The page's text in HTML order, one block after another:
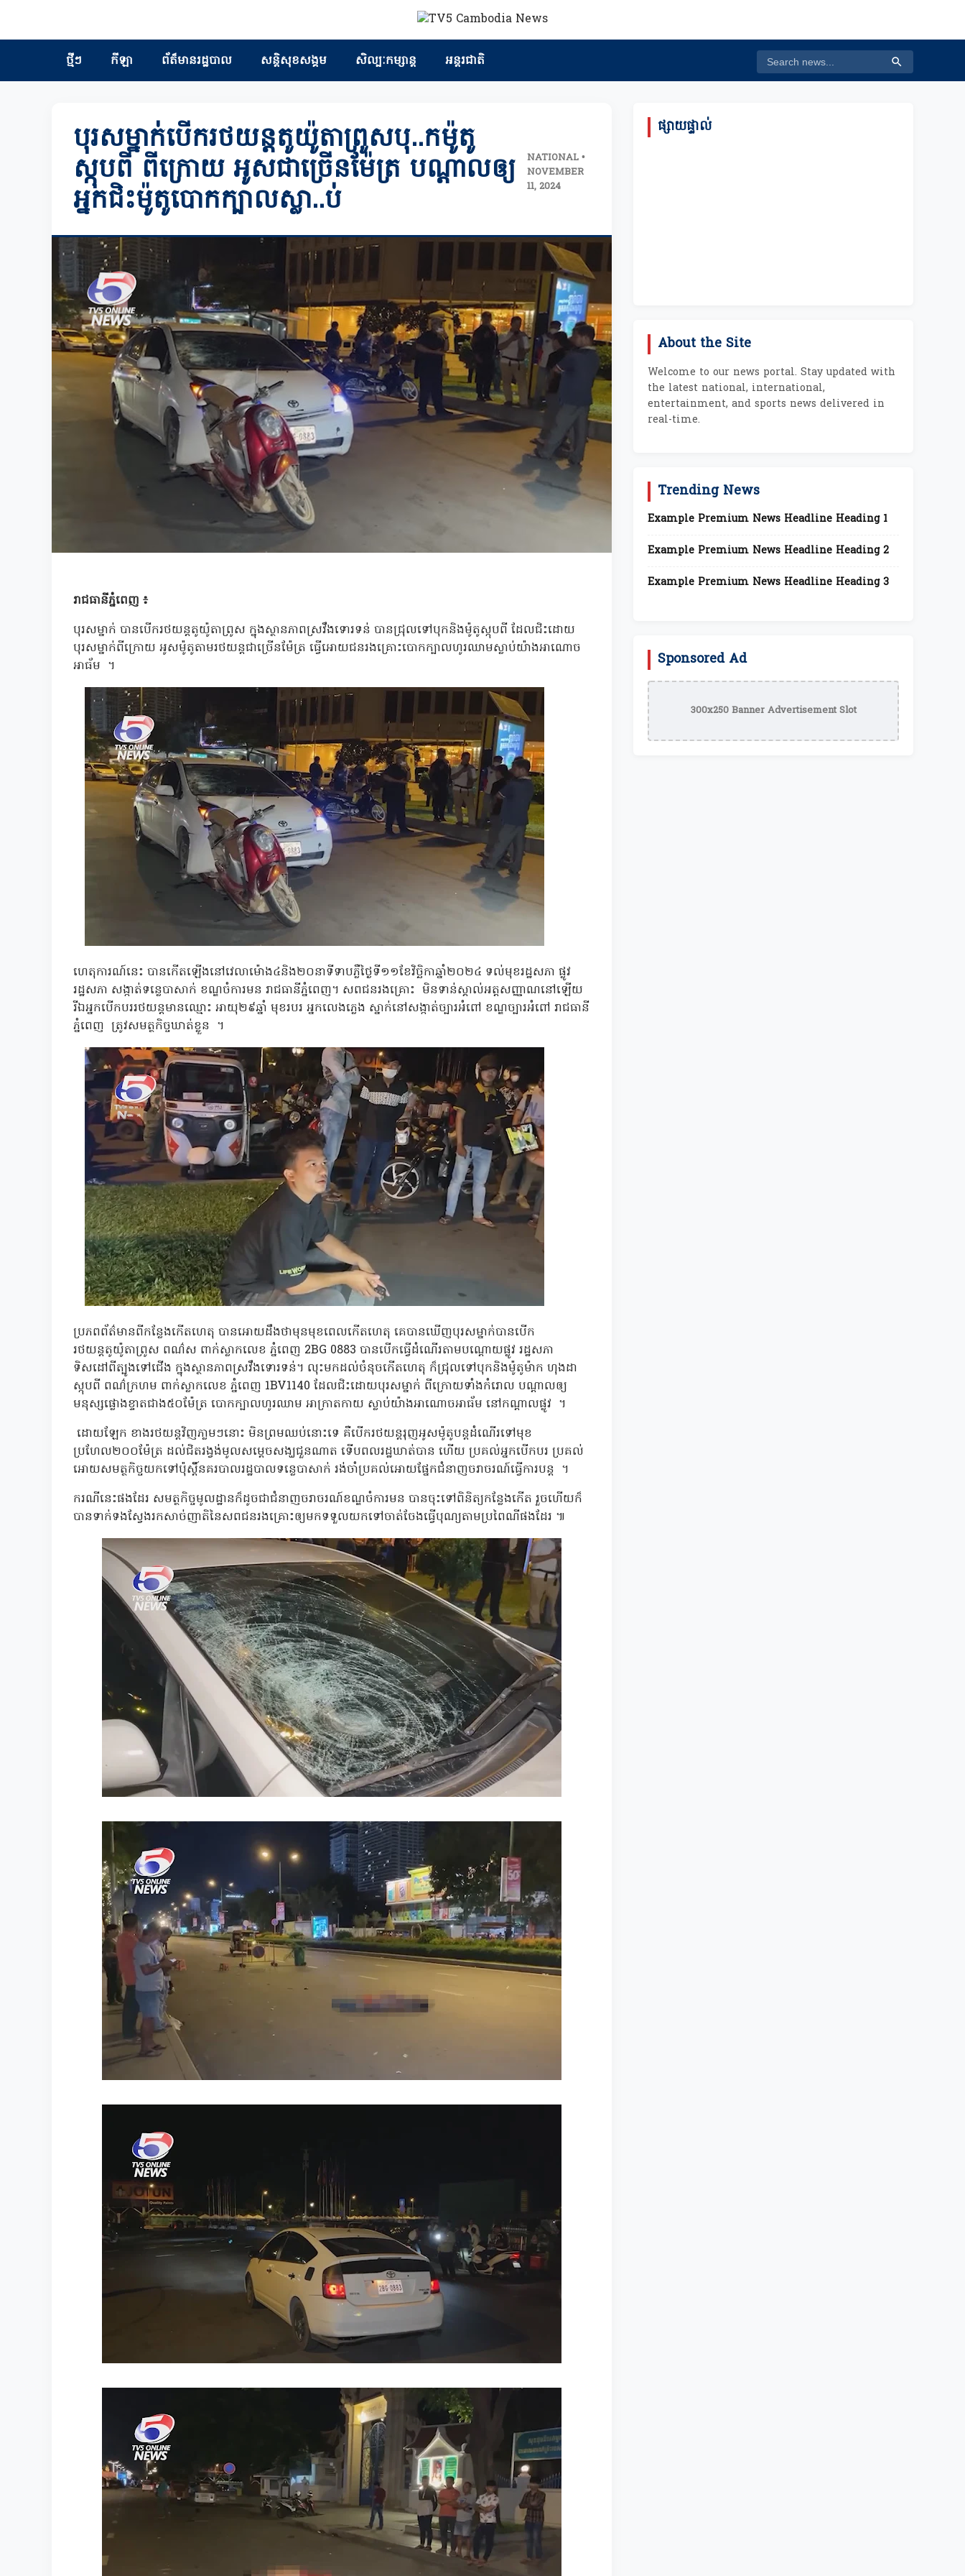
ថ្មីៗ កីឡា ព័ត៏មានរដ្ឋបាល សន្តិសុខសង្គម សិល្បៈកម្សាន្ត អន្តរជាតិ
បុរសម្នាក់បើករថយន្តតូយ៉ូតាព្រូសបុ..កម៉ូតូ
ស្កុបពី ពីក្រោយ អូសជាច្រើនម៉ែត្រ បណ្ដាលឲ្យ
អ្នកជិះម៉ូតូបោកក្បាលស្លា..ប់
NATIONAL •
NOVEMBER
11, 2024
រាជធានីភ្នំពេញ ៖
បុរសម្នាក់ បានបើករថយន្តតូយ៉ូតាព្រូស ក្នុងស្ថានភាពស្រវឹងទោរទន់ បានជ្រុលទៅបុកនិងម៉ូតូស្កុបពី ដែលជិះដោយ
បុរសម្នាក់ពីក្រោយ អូសម៉ូតូតាមរថយន្តជាច្រើនម៉ែត្រ ធ្វើអោយជនរងគ្រោះបោកក្បាលហូរឈាមស្លាប់យ៉ាងអាណោច
អាធ័ម ។
ហេតុការណ៍នេះ បានកើតឡើងនៅវេលាម៉ោង៤និង២០នាទីទាបភ្លឺថ្ងៃទី១១ខែវិច្ឆិកាឆ្នាំ២០២៤ ទល់មុខរដ្ឋសភា ផ្លូវ
រដ្ឋសភា សង្កាត់ទន្លេបាសាក់ ខណ្ឌចំការមន រាជធានីភ្នំពេញ។ សពជនរងគ្រោះ មិនទាន់ស្គាល់អត្តសញ្ញាណនៅឡើយ
រីឯអ្នកបើកបររថយន្តមានឈ្មោះ អាយុ២៩ឆ្នាំ មុខរបរ អ្នកលេងភ្លេង ស្នាក់នៅសង្កាត់ច្បារអំពៅ ខណ្ឌច្បារអំពៅ រាជធានី
ភ្នំពេញ ត្រូវសមត្ថកិច្ចឃាត់ខ្លួន ។
ប្រភពព័ត៌មានពីកន្លែងកើតហេតុ បានអោយដឹងថាមុនមុខពេលកើតហេតុ គេបានឃើញបុរសម្នាក់បានបើក
រថយន្តតូយ៉ូតាព្រូស ពណ៌ស ពាក់ស្លាកលេខ ភ្នំពេញ 2BG 0883 បានបើកធ្វើដំណើរតាមបណ្ដោយផ្លូវ រដ្ឋសភា
ទិសដៅពីត្បូងទៅជើង ក្នុងស្ថានភាពស្រវឹងទោរទន់។ លុះមកដល់ចំនុចកើតហេតុ ក៏ជ្រុលទៅបុកនិងម៉ូតូម៉ាក ហុងដា
ស្កុបពី ពណ៌ក្រហម ពាក់ស្លាកលេខ ភ្នំពេញ 1BV1140 ដែលជិះដោយបុរសម្នាក់ ពីក្រោយទាំងកំរោល បណ្តាលឲ្យ
មនុស្សផ្លោងខ្ទាតជាង៥០ម៉ែត្រ បោកក្បាលហូរឈាម អាក្រាតកាយ ស្លាប់យ៉ាងអាណោចអាធ័ម នៅកណ្តាលផ្លូវ ។
ដោយឡែក ខាងរថយន្តវិញភា្លមៗនោះ មិនព្រមឈប់នោះទេ គឺបើករថយន្តរុញអូសម៉ូតូបន្តដំណើរទៅមុខ
ប្រហែល២០០ម៉ែត្រ ដល់ជិតរង្វង់មូលសម្តេចសង្ឃជួនណាត ទើបពលរដ្ឋឃាត់បាន ហើយ ប្រគល់អ្នកបើកបរ ប្រគល់
អោយសមត្ថកិច្ចយកទៅប៉ុស្តិ៍នគរបាលរដ្ឋបាលទន្លេបាសាក់ រង់ចាំប្រគល់អោយផ្នែកជំនាញចរាចរណ៍ធ្វើការបន្ត ។
ករណីនេះផងដែរ សមត្ថកិច្ចមូលដ្ឋានក៏ដូចជាជំនាញចរាចរណ៍ខណ្ឌចំការមន បានចុះទៅពិនិត្យកន្លែងកើត រួចហើយក៏
បានទាក់ទងស្វែងរកសាច់ញាតិនៃសពជនរងគ្រោះឲ្យមកទទួលយកទៅចាត់ចែងធ្វើបុណ្យតាមប្រពៃណីផងដែរ ៕
ផ្សាយផ្ទាល់
About the Site
Welcome to our news portal. Stay updated with
the latest national, international,
entertainment, and sports news delivered in
real-time.
Trending News
Example Premium News Headline Heading 1
Example Premium News Headline Heading 2
Example Premium News Headline Heading 3
Sponsored Ad
300x250 Banner Advertisement Slot